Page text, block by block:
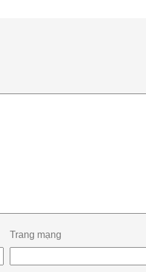
Trang mạng